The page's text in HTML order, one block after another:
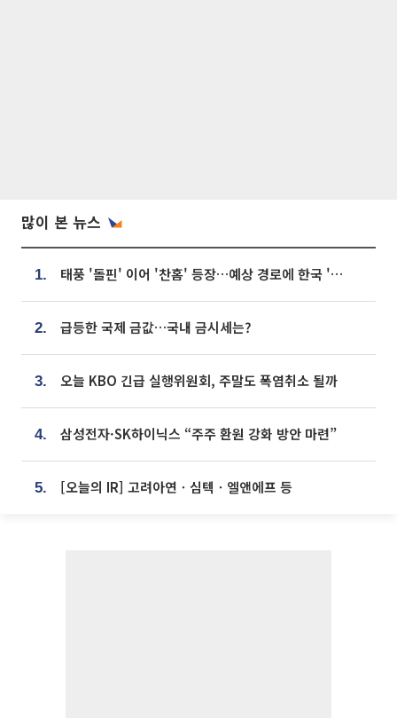
많이 본 뉴스
1. 태풍 '돌핀' 이어 '찬홈' 등장…예상 경로에 한국 '한숨'
2. 급등한 국제 금값…국내 금시세는?
3. 오늘 KBO 긴급 실행위원회, 주말도 폭염취소 될까
4. 삼성전자·SK하이닉스 “주주 환원 강화 방안 마련”
5. [오늘의 IR] 고려아연ㆍ심텍ㆍ엘앤에프 등